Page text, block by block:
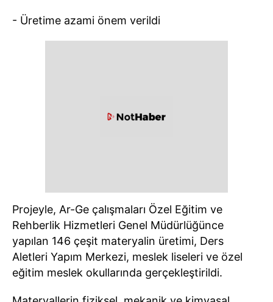
- Üretime azami önem verildi
Projeyle, Ar-Ge çalışmaları Özel Eğitim ve
Rehberlik Hizmetleri Genel Müdürlüğünce
yapılan 146 çeşit materyalin üretimi, Ders
Aletleri Yapım Merkezi, meslek liseleri ve özel
eğitim meslek okullarında gerçekleştirildi.